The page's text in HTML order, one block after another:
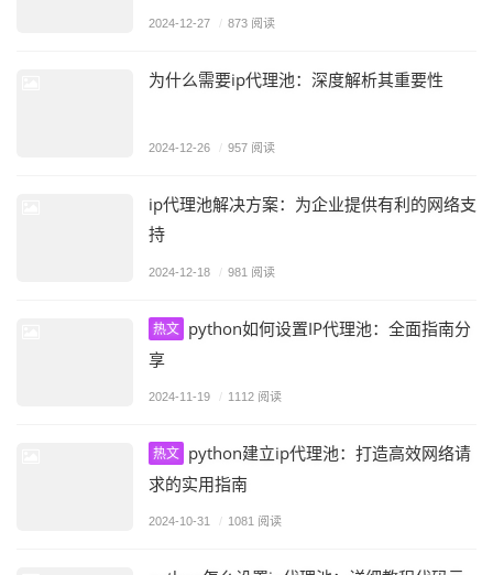
2024-12-27 / 873 阅读
为什么需要ip代理池：深度解析其重要性
2024-12-26 / 957 阅读
ip代理池解决方案：为企业提供有利的网络支
持
2024-12-18 / 981 阅读
热文 python如何设置IP代理池：全面指南分
享
2024-11-19 / 1112 阅读
热文 python建立ip代理池：打造高效网络请
求的实用指南
2024-10-31 / 1081 阅读